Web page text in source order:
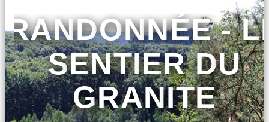
RANDONNÉE -
SENTIER DU
GRANITE